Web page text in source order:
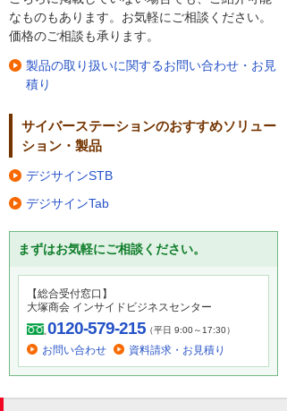
なものもあります。お気軽にご相談ください。
価格のご相談も承ります。
製品の取り扱いに関するお問い合わせ・お見
積り
サイバーステーションのおすすめソリュー
ション・製品
デジサインSTB
デジサインTab
まずはお気軽にご相談ください。
【総合受付窓口】
大塚商会 インサイドビジネスセンター
0120-579-215（平日 9:00～17:30）
お問い合わせ 資料請求・お見積り